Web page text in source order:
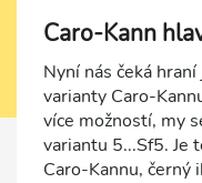
Caro-Kann
Nyní nás čeká
varianty Caro-
více možností, my
variantu 5...Sf5. Je
Caro-Kannu,